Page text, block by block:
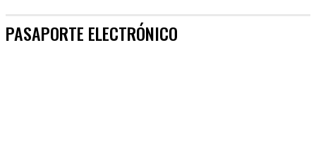
PASAPORTE ELECTRÓNICO